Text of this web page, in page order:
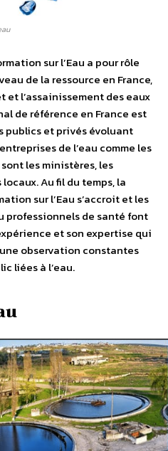
sur l’Eau a pour rôle
de la ressource en France,
et l’assainissement des eaux
de référence en France est
publics et privés évoluant
de l’eau comme les
les ministères, les
Au fil du temps, la
sur l’Eau s’accroit et les
professionnels de santé font
et son expertise qui
observation constantes
liées à l’eau.